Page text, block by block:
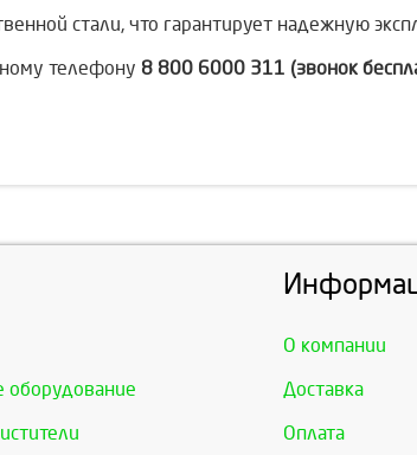
стали, что гарантирует надежную
телефону 8 800 6000 311 (звонок
оборудование
О компании
Доставка
Оплата